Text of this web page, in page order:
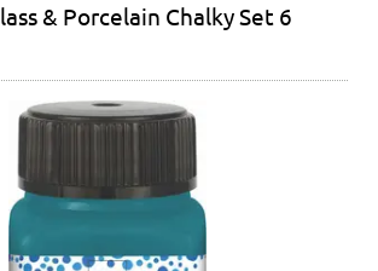
& Porcelain Chalky Set 6